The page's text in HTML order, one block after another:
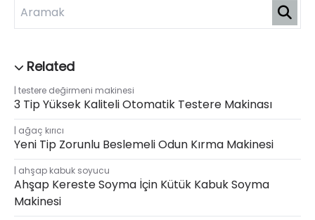
testere değirmeni makinesi
3 Tip Yüksek Kaliteli Otomatik Testere Makinası
ağaç kırıcı
Yeni Tip Zorunlu Beslemeli Odun Kırma Makinesi
ahşap kabuk soyucu
Ahşap Kereste Soyma İçin Kütük Kabuk Soyma
Makinesi